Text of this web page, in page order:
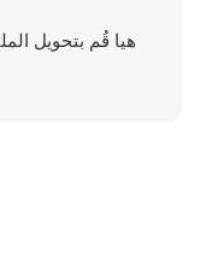
هيا قُم بتحويل